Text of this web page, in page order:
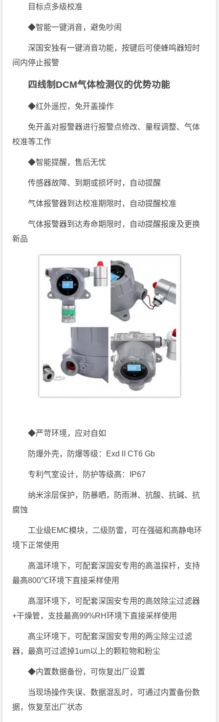
目标点多级校准
◆智能一键消音，避免吵闹
深国安独有一键消音功能，按键后可使蜂鸣器短时
间内停止报警
四线制DCM气体检测仪的优势功能
◆红外遥控，免开盖操作
免开盖对报警器进行报警点修改、量程调整、气体
校准等工作
◆智能提醒，售后无忧
传感器故障、到期或损坏时，自动提醒
气体报警器到达校准期限时，自动提醒校准
气体报警器到达寿命期限时，自动提醒报废及更换
新品
◆严苛环境，应对自如
防爆外壳，防爆等级：ExdⅡCT6 Gb
专利气室设计，防护等级高：IP67
纳米涂层保护，防暴晒，防雨淋、抗酸、抗碱、抗
腐蚀
工业级EMC模块，二级防雷，可在强磁和高静电环
境下正常使用
高温环境下，可配套深国安专用的高温探杆，支持
最高800℃环境下直接采样使用
高湿环境下，可配套深国安专用的高效除尘过滤器
+干燥管，支技最高99%RH环境下直接采样使用
高尘环境下，可配套深国安专用的两尘除尘过滤
器，最高可过滤掉1um以上的颗粒物和粉尘
◆内置数据备份，可恢复出厂设置
当现场操作失误、数据混乱时，可通过内置备份数
据，恢复至出厂状态